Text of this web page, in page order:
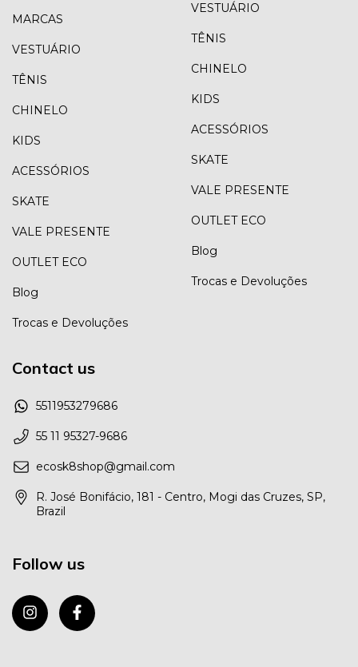
MARCAS
VESTUÁRIO
TÊNIS
CHINELO
KIDS
ACESSÓRIOS
SKATE
VALE PRESENTE
OUTLET ECO
Blog
Trocas e Devoluções
VESTUÁRIO
TÊNIS
CHINELO
KIDS
ACESSÓRIOS
SKATE
VALE PRESENTE
OUTLET ECO
Blog
Trocas e Devoluções
Contact us
5511953279686
55 11 95327-9686
ecosk8shop@gmail.com
R. José Bonifácio, 181 - Centro, Mogi das Cruzes, SP,
Brazil
Follow us